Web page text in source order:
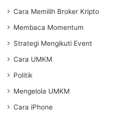
Cara Memilih Broker Kripto
Membaca Momentum
Strategi Mengikuti Event
Cara UMKM
Politik
Mengelola UMKM
Cara iPhone